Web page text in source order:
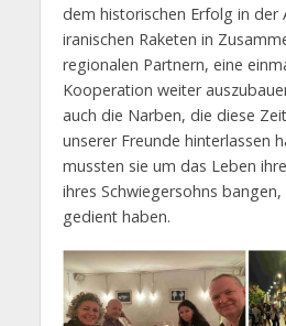
dem historischen Erfolg in der
iranischen Raketen in
regionalen Partnern, eine
Kooperation weiter
auch die Narben, die diese
unserer Freunde hinterlassen
mussten sie um das Leben
ihres Schwiegersohns
gedient haben.